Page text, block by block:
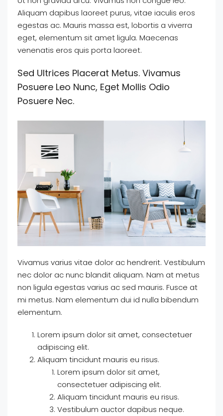
Aliquam dapibus laoreet purus, vitae iaculis eros
egestas ac. Mauris massa est, lobortis a viverra
eget, elementum sit amet ligula. Maecenas
venenatis eros quis porta laoreet.
Sed Ultrices Placerat Metus. Vivamus
Posuere Leo Nunc, Eget Mollis Odio
Posuere Nec.
Vivamus varius vitae dolor ac hendrerit. Vestibulum
nec dolor ac nunc blandit aliquam. Nam at metus
non ligula egestas varius ac sed mauris. Fusce at
mi metus. Nam elementum dui id nulla bibendum
elementum.
Lorem ipsum dolor sit amet, consectetuer
adipiscing elit.
Aliquam tincidunt mauris eu risus.
Lorem ipsum dolor sit amet,
consectetuer adipiscing elit.
Aliquam tincidunt mauris eu risus.
Vestibulum auctor dapibus neque.